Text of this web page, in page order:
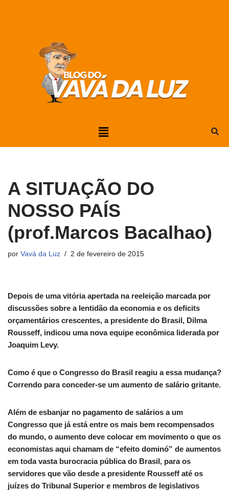
A SITUAÇÃO DO
NOSSO PAÍS
(prof.Marcos Bacalhao)
por Vavá da Luz 2 de fevereiro de 2015
Depois de uma vitória apertada na reeleição marcada por
discussões sobre a lentidão da economia e os deficits
orçamentários crescentes, a presidente do Brasil, Dilma
Rousseff, indicou uma nova equipe econômica liderada por
Joaquim Levy.
Como é que o Congresso do Brasil reagiu a essa mudança?
Correndo para conceder-se um aumento de salário gritante.
Além de esbanjar no pagamento de salários a um
Congresso que já está entre os mais bem recompensados
do mundo, o aumento deve colocar em movimento o que os
economistas aqui chamam de “efeito dominó” de aumentos
em toda vasta burocracia pública do Brasil, para os
servidores que vão desde a presidente Rousseff até os
juízes do Tribunal Superior e membros de legislativos